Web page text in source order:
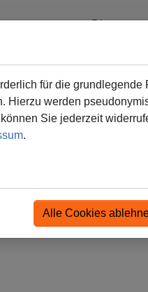
ARCHIV
Diesterwegschule Leben
für die grundlegende
Hierzu werden
Sie jederzeit
.
Alle Cookies